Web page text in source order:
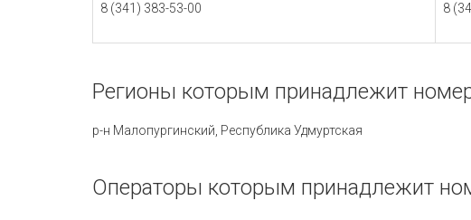
8 (341) 383-53-00 8
Регионы которым принадлежит
р-н Малопургинский, Республика Удмуртская
Операторы которым принадлежит